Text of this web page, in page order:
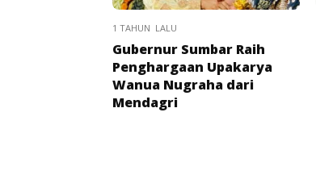
1 TAHUN LALU
Gubernur Sumbar Raih
Penghargaan Upakarya
Wanua Nugraha dari
Mendagri